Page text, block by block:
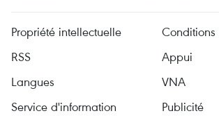
Propriété intellectuelle
RSS
Appui
Langues
VNA
Service d'information
Publicité